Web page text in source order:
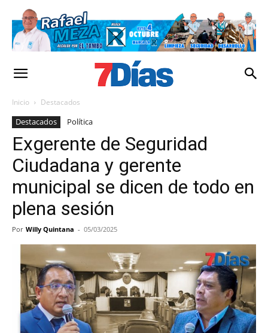
Inicio Destacados
Destacados Política
Exgerente de Seguridad
Ciudadana y gerente
municipal se dicen de todo en
plena sesión
Por Willy Quintana - 05/03/2025